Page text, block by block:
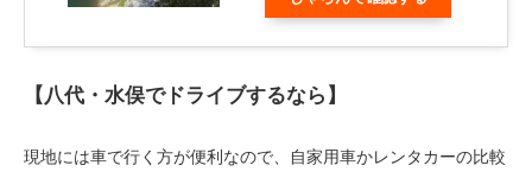
【八代・水俣でドライブするなら】
現地には車で行く方が便利なので、自家用車かレンタカーの比較